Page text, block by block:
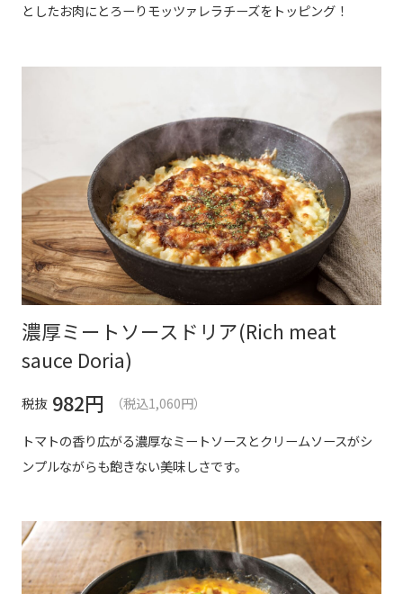
としたお肉にとろーりモッツァレラチーズをトッピング！
濃厚ミートソースドリア(Rich meat
sauce Doria)
税抜 982円
（税込1,060円）
トマトの香り広がる濃厚なミートソースとクリームソースがシ
ンプルながらも飽きない美味しさです。